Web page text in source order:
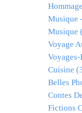
Musique
Musique
Voyage
Voyages-
Cuisine
Belles
Contes
Fictions